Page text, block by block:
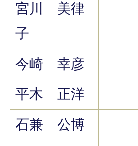
宮川 美律
子
今崎 幸彦
平木 正洋
石兼 公博